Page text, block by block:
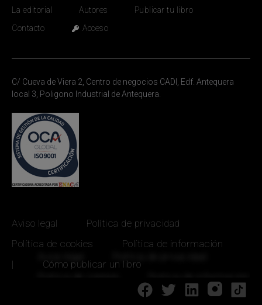
La editorial Autores
Publicar tu libro
Contacto
Acceso
C/ Cueva de Viera 2, Centro de negocios CADI, Edf. Antequera
local 3, Poligono Industrial de Antequera.
Aviso legal
Política de privacidad
Política de cookies
Política de información
|
Cómo publicar un libro